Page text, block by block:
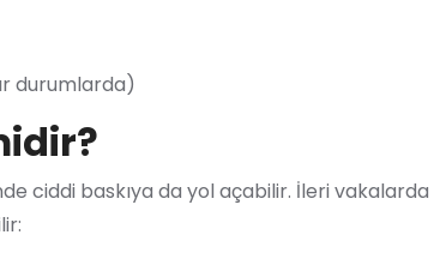
durumlarda)
ciddi baskıya da yol açabilir. İleri vakalarda